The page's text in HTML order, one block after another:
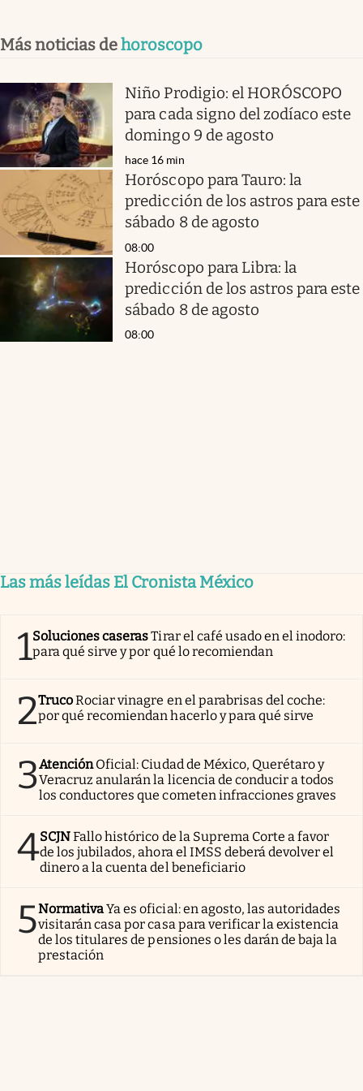
Más noticias dehoroscopo
Niño Prodigio: el HORÓSCOPO
para cada signo del zodíaco este
domingo 9 de agosto
hace 16 min
Horóscopo para Tauro: la
predicción de los astros para este
sábado 8 de agosto
08:00
Horóscopo para Libra: la
predicción de los astros para este
sábado 8 de agosto
08:00
Las más leídas El Cronista México
1Soluciones caserasTirar el café usado en el inodoro:
para qué sirve y por qué lo recomiendan
2TrucoRociar vinagre en el parabrisas del coche:
por qué recomiendan hacerlo y para qué sirve
3AtenciónOficial: Ciudad de México, Querétaro y
Veracruz anularán la licencia de conducir a todos
los conductores que cometen infracciones graves
4SCJNFallo histórico de la Suprema Corte a favor
de los jubilados, ahora el IMSS deberá devolver el
dinero a la cuenta del beneficiario
5NormativaYa es oficial: en agosto, las autoridades
visitarán casa por casa para verificar la existencia
de los titulares de pensiones o les darán de baja la
prestación